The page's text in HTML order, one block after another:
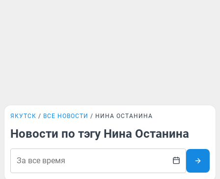
ЯКУТСК ВСЕ НОВОСТИ НИНА ОСТАНИНА
Новости по тэгу Нина Останина